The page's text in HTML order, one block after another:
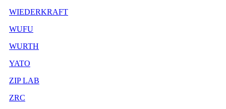
WIEDERKRAFT
WUFU
WURTH
YATO
ZIP LAB
ZRC